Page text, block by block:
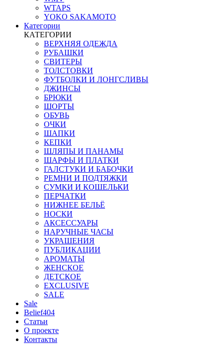
WTAPS
YOKO SAKAMOTO
Категории
КАТЕГОРИИ
ВЕРХНЯЯ ОДЕЖДА
РУБАШКИ
СВИТЕРЫ
ТОЛСТОВКИ
ФУТБОЛКИ И ЛОНГСЛИВЫ
ДЖИНСЫ
БРЮКИ
ШОРТЫ
ОБУВЬ
ОЧКИ
ШАПКИ
КЕПКИ
ШЛЯПЫ И ПАНАМЫ
ШАРФЫ И ПЛАТКИ
ГАЛСТУКИ И БАБОЧКИ
РЕМНИ И ПОДТЯЖКИ
СУМКИ И КОШЕЛЬКИ
ПЕРЧАТКИ
НИЖНЕЕ БЕЛЬЁ
НОСКИ
АКСЕССУАРЫ
НАРУЧНЫЕ ЧАСЫ
УКРАШЕНИЯ
ПУБЛИКАЦИИ
АРОМАТЫ
ЖЕНСКОЕ
ДЕТСКОЕ
EXCLUSIVE
SALE
Sale
Belief404
Статьи
О проекте
Контакты